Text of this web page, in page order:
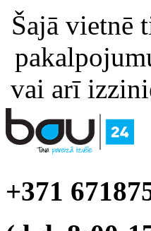
Šajā vietnē
vai arī
+371